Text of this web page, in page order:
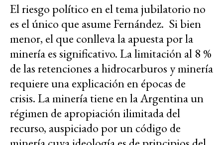
El riesgo político en el tema jubilatorio no
es el único que asume Fernández. Si bien
menor, el que conlleva la apuesta por la
minería es significativo. La limitación al 8 %
de las retenciones a hidrocarburos y minería
requiere una explicación en épocas de
crisis. La minería tiene en la Argentina un
régimen de apropiación ilimitada del
recurso, auspiciado por un código de